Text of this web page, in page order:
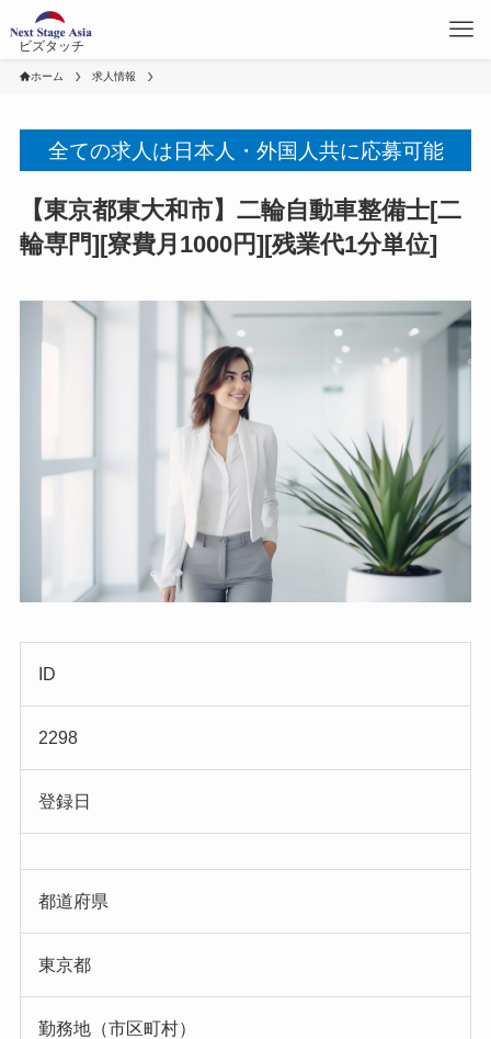
ビズタッチ
ホーム 求人情報
全ての求人は日本人・外国人共に応募可能
【東京都東大和市】二輪自動車整備士[二
輪専門][寮費月1000円][残業代1分単位]
ID
2298
登録日
都道府県
東京都
勤務地（市区町村）